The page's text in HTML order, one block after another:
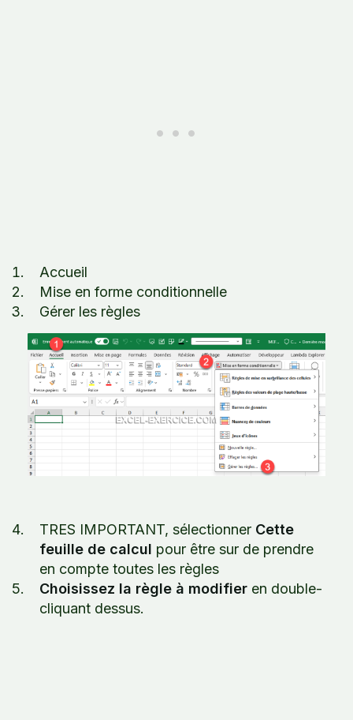
Accueil
Mise en forme conditionnelle
Gérer les règles
TRES IMPORTANT, sélectionner Cette
feuille de calcul pour être sur de prendre
en compte toutes les règles
Choisissez la règle à modifier en double-
cliquant dessus.